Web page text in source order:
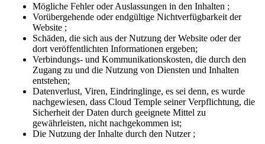
Mögliche Fehler oder Auslassungen in den Inhalten ;
Vorübergehende oder endgültige Nichtverfügbarkeit der
Website ;
Schäden, die sich aus der Nutzung der Website oder der
dort veröffentlichten Informationen ergeben;
Verbindungs- und Kommunikationskosten, die durch den
Zugang zu und die Nutzung von Diensten und Inhalten
entstehen;
Datenverlust, Viren, Eindringlinge, es sei denn, es wurde
nachgewiesen, dass Cloud Temple seiner Verpflichtung, die
Sicherheit der Daten durch geeignete Mittel zu
gewährleisten, nicht nachgekommen ist;
Die Nutzung der Inhalte durch den Nutzer ;